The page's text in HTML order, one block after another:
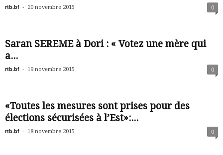
rtb.bf - 20 novembre 2015 0
Saran SEREME à Dori : « Votez une mère qui
a...
rtb.bf - 19 novembre 2015 0
«Toutes les mesures sont prises pour des
élections sécurisées à l’Est»:...
rtb.bf - 18 novembre 2015 0